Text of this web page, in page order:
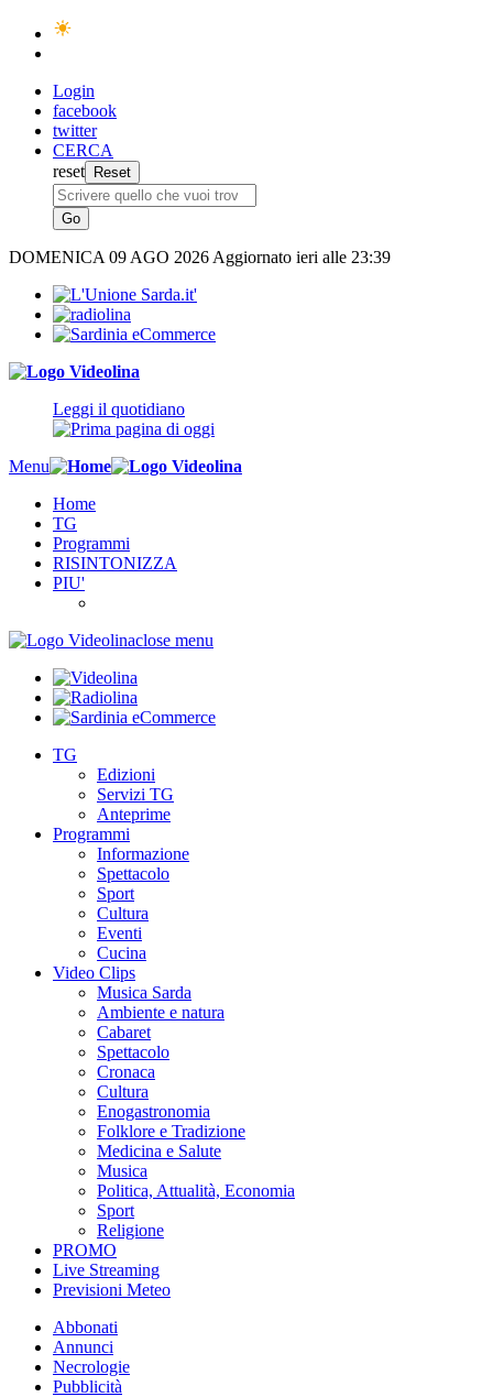
Login
facebook
twitter
CERCA
reset
DOMENICA 09 AGO 2026 Aggiornato ieri alle 23:39
Leggi il quotidiano
Menu
Home
TG
Programmi
RISINTONIZZA
PIU'
close menu
TG
Edizioni
Servizi TG
Anteprime
Programmi
Informazione
Spettacolo
Sport
Cultura
Eventi
Cucina
Video Clips
Musica Sarda
Ambiente e natura
Cabaret
Spettacolo
Cronaca
Cultura
Enogastronomia
Folklore e Tradizione
Medicina e Salute
Musica
Politica, Attualità, Economia
Sport
Religione
PROMO
Live Streaming
Previsioni Meteo
Abbonati
Annunci
Necrologie
Pubblicità